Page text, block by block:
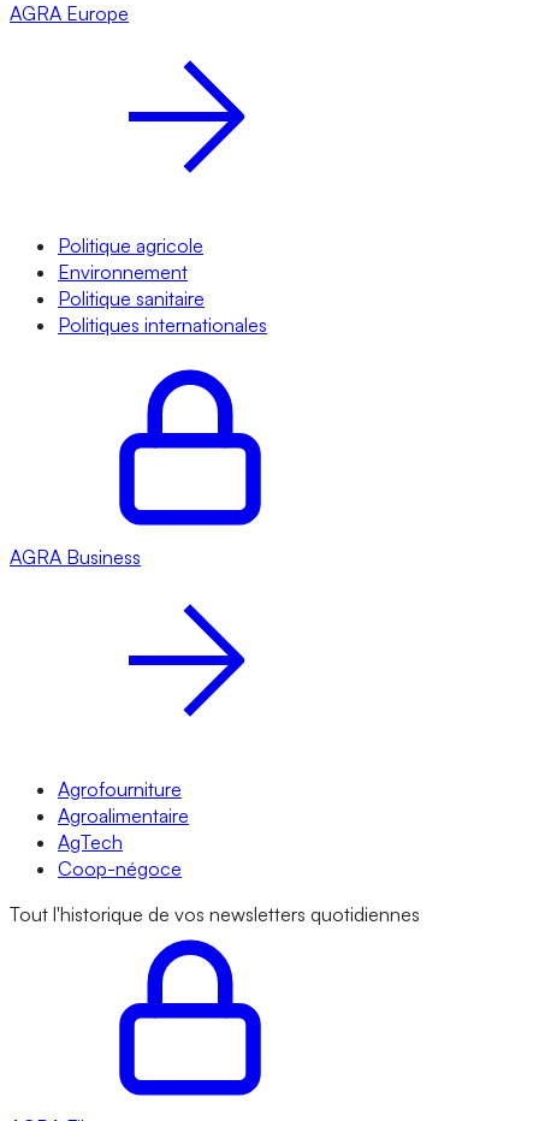
AGRA Europe
Politique agricole
Environnement
Politique sanitaire
Politiques internationales
AGRA Business
Agrofourniture
Agroalimentaire
AgTech
Coop-négoce
Tout l'historique de vos newsletters quotidiennes